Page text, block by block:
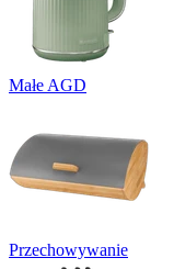
Małe AGD
Przechowywanie